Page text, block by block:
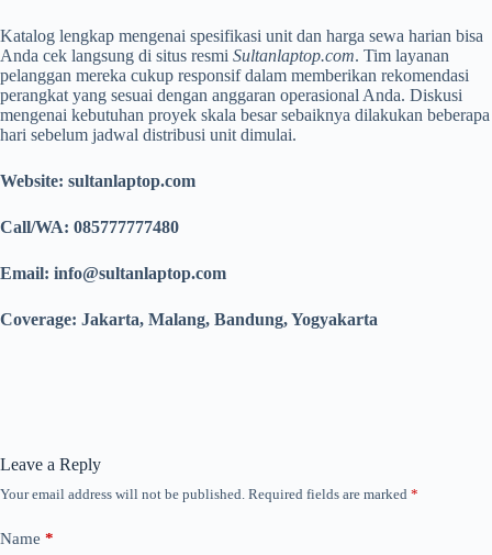
Katalog lengkap mengenai spesifikasi unit dan harga sewa harian bisa
Anda cek langsung di situs resmi Sultanlaptop.com. Tim layanan
pelanggan mereka cukup responsif dalam memberikan rekomendasi
perangkat yang sesuai dengan anggaran operasional Anda. Diskusi
mengenai kebutuhan proyek skala besar sebaiknya dilakukan beberapa
hari sebelum jadwal distribusi unit dimulai.
Website: sultanlaptop.com
Call/WA: 085777777480
Email: info@sultanlaptop.com
Coverage: Jakarta, Malang, Bandung, Yogyakarta
Leave a Reply
Your email address will not be published. Required fields are marked *
Name *